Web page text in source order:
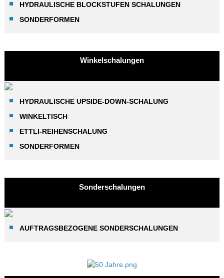
HYDRAULISCHE BLOCKSTUFEN SCHALUNGEN
SONDERFORMEN
Winkelschalungen
HYDRAULISCHE UPSIDE-DOWN-SCHALUNG
WINKELTISCH
ETTLI-REIHENSCHALUNG
SONDERFORMEN
Sonderschalungen
AUFTRAGSBEZOGENE SONDERSCHALUNGEN